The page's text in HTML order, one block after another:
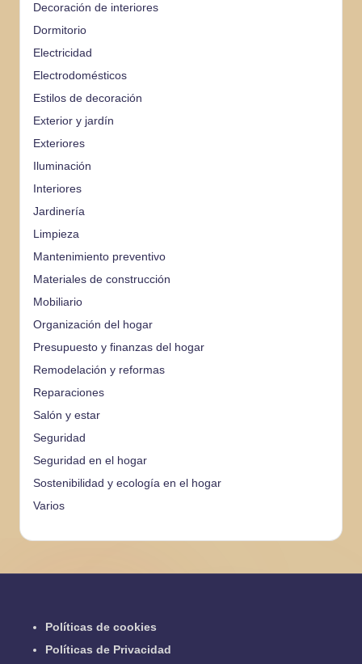
Decoración de interiores
Dormitorio
Electricidad
Electrodomésticos
Estilos de decoración
Exterior y jardín
Exteriores
Iluminación
Interiores
Jardinería
Limpieza
Mantenimiento preventivo
Materiales de construcción
Mobiliario
Organización del hogar
Presupuesto y finanzas del hogar
Remodelación y reformas
Reparaciones
Salón y estar
Seguridad
Seguridad en el hogar
Sostenibilidad y ecología en el hogar
Varios
Políticas de cookies
Políticas de Privacidad